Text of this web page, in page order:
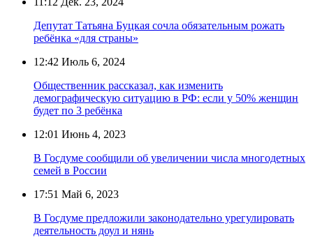
Депутат Татьяна Буцкая сочла обязательным рожать
ребёнка «для страны»
12:42 Июль 6, 2024
Общественник рассказал, как изменить
демографическую ситуацию в РФ: если у 50% женщин
будет по 3 ребёнка
12:01 Июнь 4, 2023
В Госдуме сообщили об увеличении числа многодетных
семей в России
17:51 Май 6, 2023
В Госдуме предложили законодательно урегулировать
деятельность доул и нянь